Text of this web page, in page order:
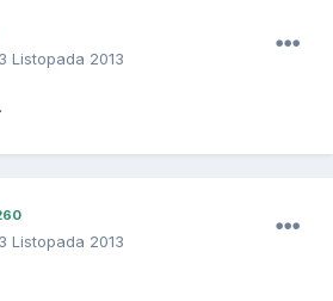
Listopada 2013
Listopada 2013